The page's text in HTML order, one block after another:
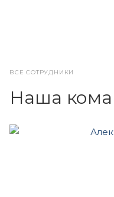
ВСЕ СОТРУДНИКИ
Наша